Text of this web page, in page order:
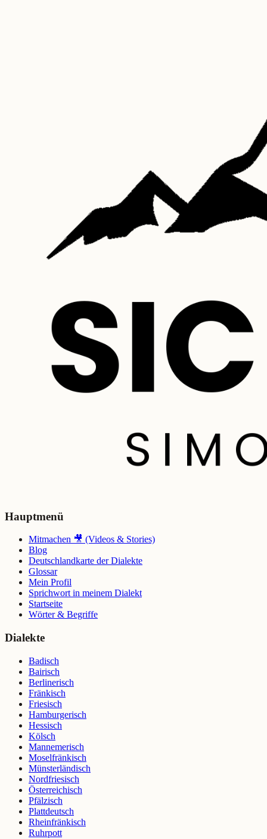
Hauptmenü
Mitmachen 🎥 (Videos & Stories)
Blog
Deutschlandkarte der Dialekte
Glossar
Mein Profil
Sprichwort in meinem Dialekt
Startseite
Wörter & Begriffe
Dialekte
Badisch
Bairisch
Berlinerisch
Fränkisch
Friesisch
Hamburgerisch
Hessisch
Kölsch
Mannemerisch
Moselfränkisch
Münsterländisch
Nordfriesisch
Österreichisch
Pfälzisch
Plattdeutsch
Rheinfränkisch
Ruhrpott